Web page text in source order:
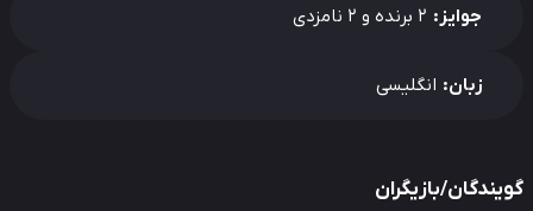
جوایز: 2 برنده و 2 نامزدی
زبان: انگلیسی
بازیگران